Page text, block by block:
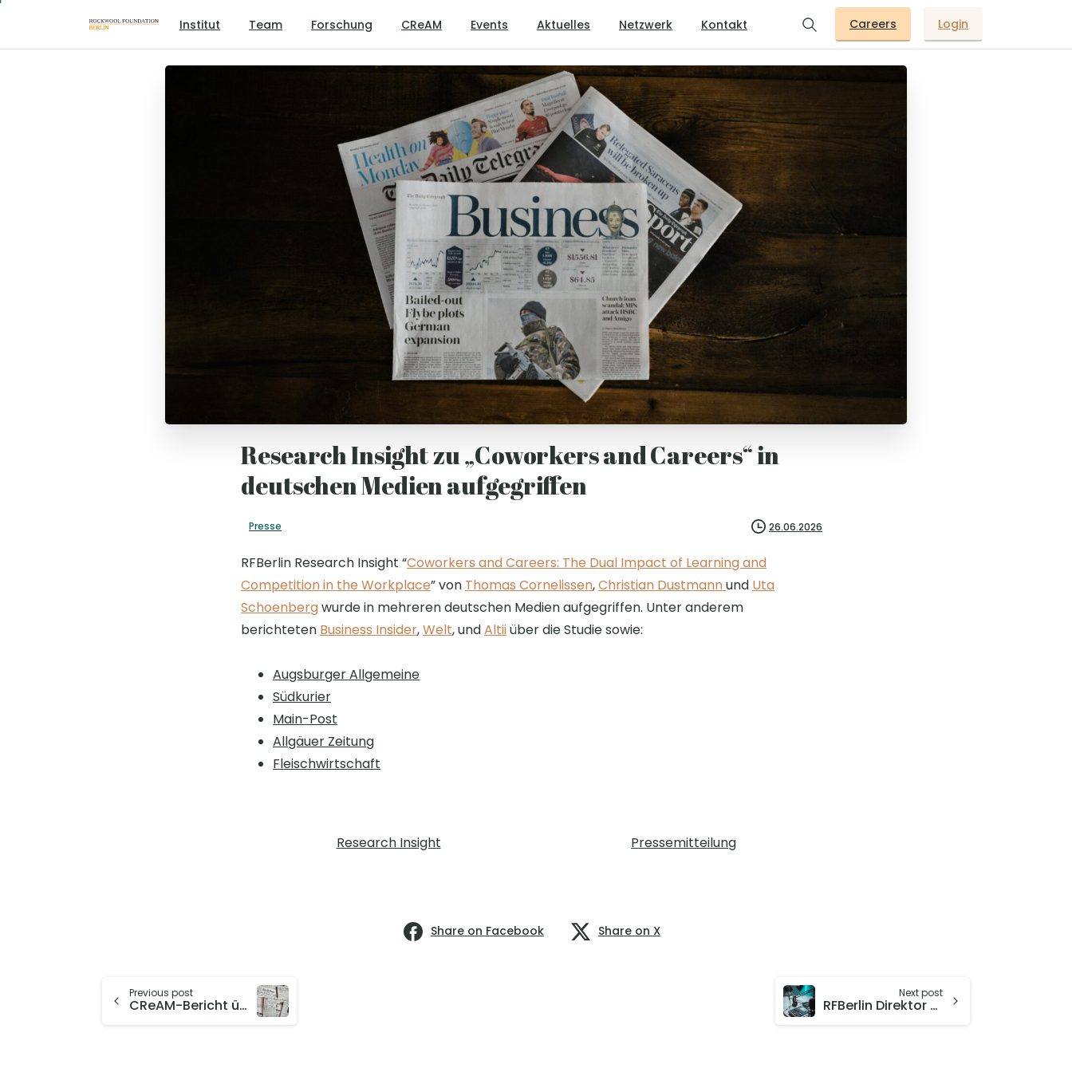
Institut Team Forschung CReAM Events Aktuelles Netzwerk Kontakt Careers Login
Research Insight zu „Coworkers and Careers“ in
deutschen Medien aufgegriffen
Presse 26.06.2026
RFBerlin Research Insight “Coworkers and Careers: The Dual Impact of Learning and
Competition in the Workplace” von Thomas Cornelissen,Christian Dustmannund Uta
Schoenbergwurde in mehreren deutschen Medien aufgegriffen. Unter anderem
berichteten Business Insider,Welt, undAltiiüber die Studie sowie:
Augsburger Allgemeine
Südkurier
Main-Post
Allgäuer Zeitung
Fleischwirtschaft
Research Insight Pressemitteilung
Share on Facebook Share on X
Previous post
CReAM-Bericht über die Flüchtlingsbevölkerung in Europa 2025 stößt weltweit auf großes Medieninteresse
Next post
RFBerlin Direktor Christian Dustmann über den Einfluss von Kolleg:Innen auf Karrieren